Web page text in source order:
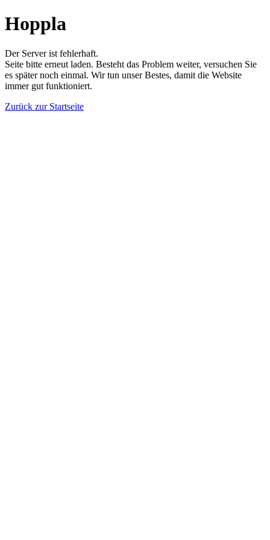
Hoppla
Der Server ist fehlerhaft.
Seite bitte erneut laden. Besteht das Problem weiter, versuchen Sie
es später noch einmal. Wir tun unser Bestes, damit die Website
immer gut funktioniert.
Zurück zur Startseite